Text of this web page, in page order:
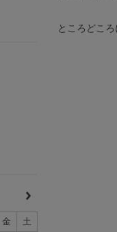
ところどこ
金
土